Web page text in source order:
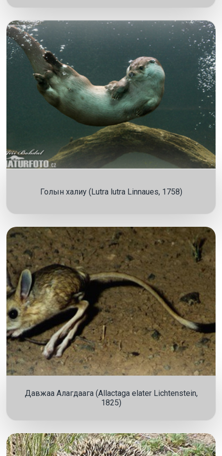
Голын халиу (Lutra lutra Linnaues, 1758)
Давжаа Алагдаага (Allactaga elater Lichtenstein,
1825)